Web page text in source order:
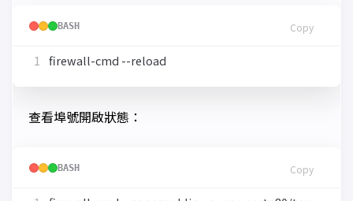
BASH Copy
查看埠號開啟狀態：
BASH Copy